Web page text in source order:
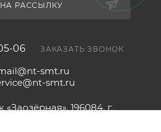
РАССЫЛКУ
06 ЗАКАЗАТЬ ЗВОНОК
smt.ru
smt.ru
«Заозёрная», 196084, г.